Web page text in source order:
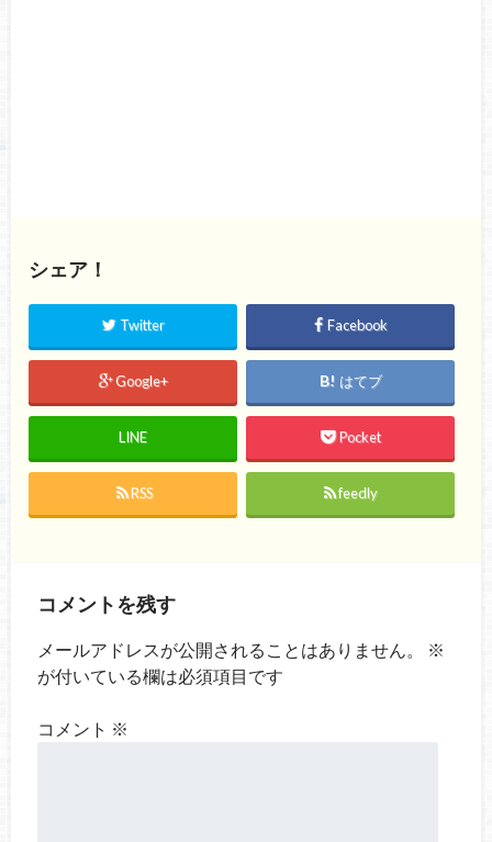
シェア！
Twitter Facebook
Google+ はてブ
LINE Pocket
RSS feedly
コメントを残す
メールアドレスが公開されることはありません。
※
が付いている欄は必須項目です
コメント ※